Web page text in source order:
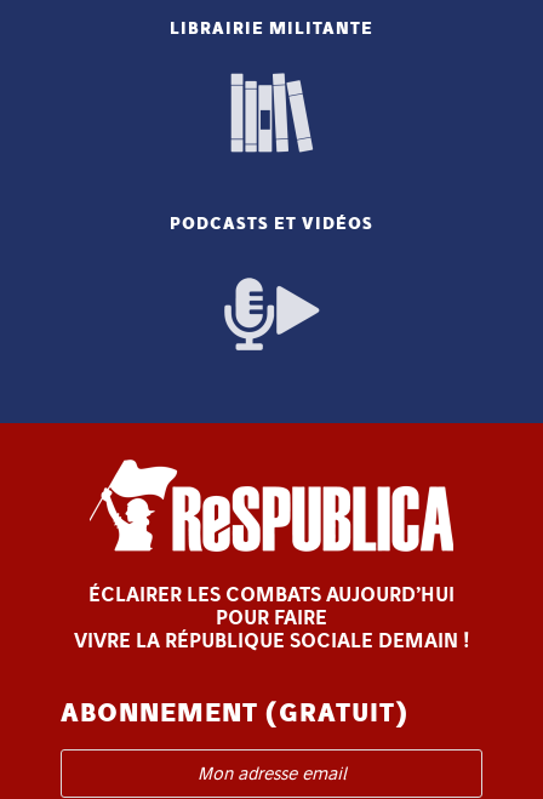
LIBRAIRIE MILITANTE
PODCASTS ET VIDÉOS
ÉCLAIRER LES COMBATS AUJOURD’HUI
POUR FAIRE
VIVRE LA RÉPUBLIQUE SOCIALE DEMAIN !
ABONNEMENT (GRATUIT)